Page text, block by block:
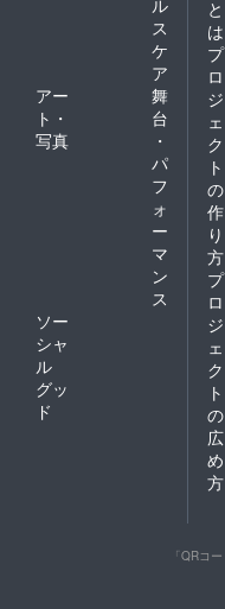
ル
ス
ケ
ア
アー
ト・
写真
舞
台
・
パ
フ
ォ
ー
マ
ン
ス
ソー
シャ
ル
グッ
ド
と
は
プ
ロ
ジ
ェ
ク
ト
の
作
り
方
プ
ロ
ジ
ェ
ク
ト
の
広
め
方
「QRコ